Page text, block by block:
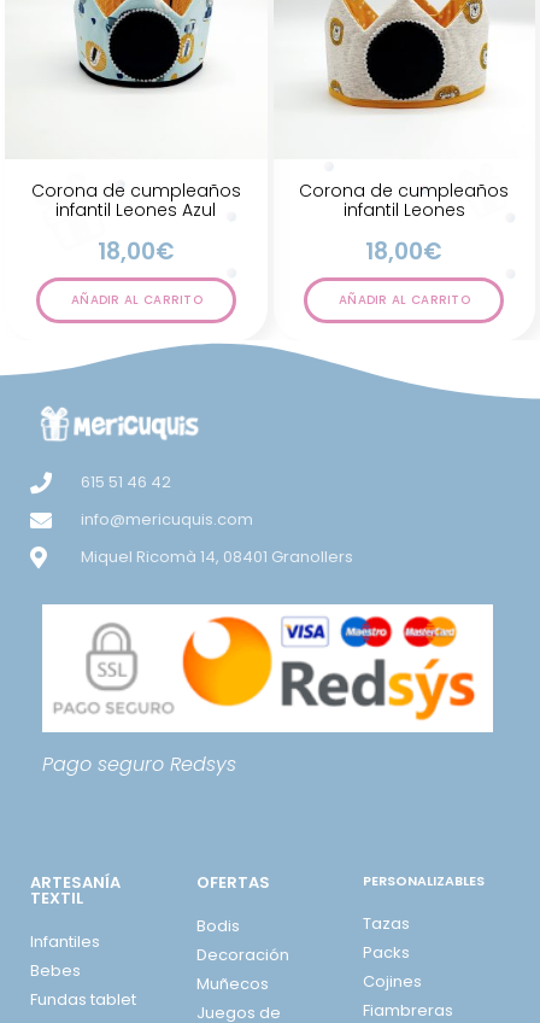
Corona de cumpleaños
infantil Leones Azul
18,00€
AÑADIR AL CARRITO
Corona de cumpleaños
infantil Leones
18,00€
AÑADIR AL CARRITO
615 51 46 42
info@mericuquis.com
Miquel Ricomà 14, 08401 Granollers
Pago seguro Redsys
ARTESANÍA
TEXTIL
Infantiles
Bebes
Fundas tablet
OFERTAS
Bodis
Decoración
Muñecos
Juegos de
PERSONALIZABLES
Tazas
Packs
Cojines
Fiambreras